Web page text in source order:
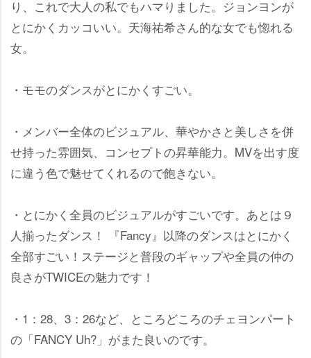
り、これで大人の私でもハマりました。ジョンヨンが
とにかくカッコいい。天海祐希さん的な女でも惚れる
女。
・モモのダンスがとにかくすごい。
・メンバー全体のビジュアル、華やかさと美しさを併
せ持った雰囲気、コンセプトの昇華能力。MVを出す度
に違う色で魅せてくれるので飽きない。
・とにかく全員のビジュアルがすごいです。あとは９
人揃ったダンス！ 『Fancy』以降のダンスはとにかく
全部すごい！ステージと普段のギャップや全員の仲の
良さがTWICEの魅力です！
・1：28、3：26など、ところどころのチェヨンパート
の「FANCY Uh?」がまた良いのです。